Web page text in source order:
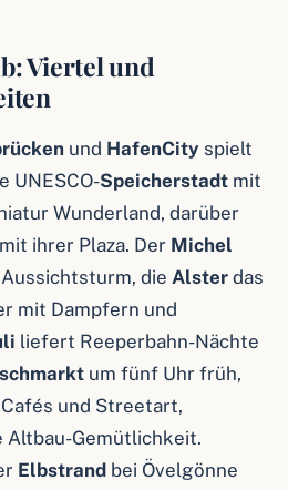
Viertel und
und HafenCity spielt
UNESCO-Speicherstadt mit
Wunderland, darüber
mit ihrer Plaza. Der Michel
die Alster das
mit Dampfern und
liefert Reeperbahn-Nächte
um fünf Uhr früh,
Cafés und Streetart,
Altbau-Gemütlichkeit.
Elbstrand bei Övelgönne